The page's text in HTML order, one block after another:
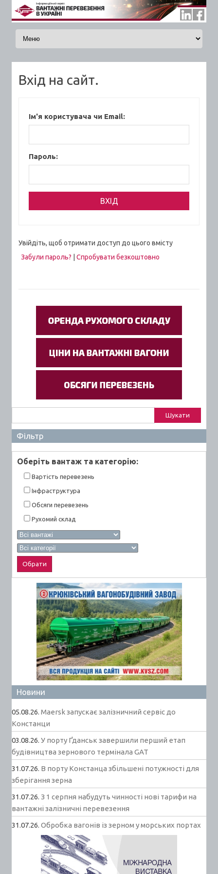
Skip to content
Вхід на сайт.
Ім'я користувача чи Email:
Пароль:
Увійдіть, щоб отримати доступ до цього вмісту
Забули пароль?
Спробувати безкоштовно
Фільтр
Оберiть вантаж та категорiю:
Вартiсть перевезень
Інфраструктура
Обсяги перевезень
Рухомий склад
Новини
05.08.26. Maersk запускає залізничний сервіс до
Констанци
03.08.26. У порту Ґданськ завершили перший етап
будівництва зернового термінала GAT
31.07.26. В порту Констанца збільшені потужності для
зберігання зерна
31.07.26. З 1 серпня набудуть чинності нові тарифи на
вантажні залізничні перевезення
31.07.26. Обробка вагонів із зерном у морських портах